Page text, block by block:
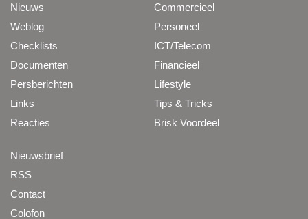
Nieuws
Weblog
Checklists
Documenten
Persberichten
Links
Reacties
Commercieel
Personeel
ICT/Telecom
Financieel
Lifestyle
Tips & Tricks
Brisk Voordeel
Nieuwsbrief
RSS
Contact
Colofon